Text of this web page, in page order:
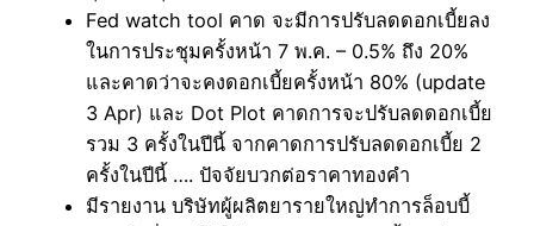
Fed watch tool คาด จะมีการปรับลดดอกเบี้ยลง
ในการประชุมครั้งหน้า 7 พ.ค. – 0.5% ถึง 20%
และคาดว่าจะคงดอกเบี้ยครั้งหน้า 80% (update
3 Apr) และ Dot Plot คาดการจะปรับลดดอกเบี้ย
รวม 3 ครั้งในปีนี้ จากคาดการปรับลดดอกเบี้ย 2
ครั้งในปีนี้ …. ปัจจัยบวกต่อราคาทองคำ
มีรายงาน บริษัทผู้ผลิตยารายใหญ่ทำการล็อบบี้